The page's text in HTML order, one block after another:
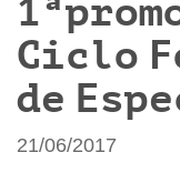
Ciclo
de
21/06/2017